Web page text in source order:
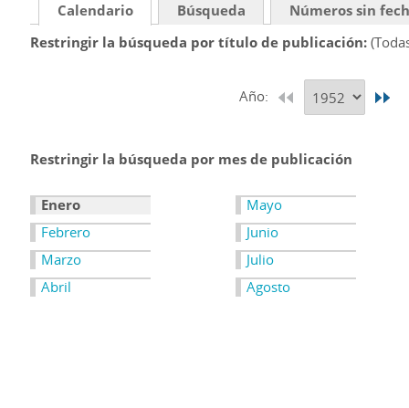
Calendario Búsqueda
Números sin
Restringir la búsqueda por título de publicación
Año:
Restringir la búsqueda por mes de publicación
Enero
Febrero
Marzo
Abril
Mayo
Junio
Julio
Agosto